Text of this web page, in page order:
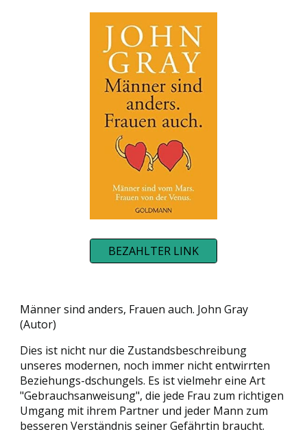
BEZAHLTER LINK
Männer sind anders, Frauen auch. John Gray
(Autor)
Dies ist nicht nur die Zustandsbeschreibung
unseres modernen, noch immer nicht entwirrten
Beziehungs-dschungels. Es ist vielmehr eine Art
"Gebrauchsanweisung", die jede Frau zum richtigen
Umgang mit ihrem Partner und jeder Mann zum
besseren Verständnis seiner Gefährtin braucht.